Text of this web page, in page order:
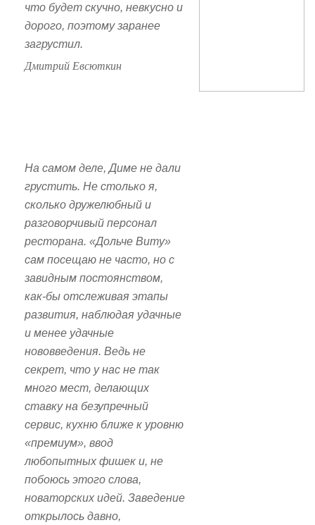
что будет скучно, невкусно и
дорого, поэтому заранее
загрустил.
Дмитрий Евсюткин
На самом деле, Диме не дали
грустить. Не столько я,
сколько дружелюбный и
разговорчивый персонал
ресторана. «Дольче Виту»
сам посещаю не часто, но с
завидным постоянством,
как-бы отслеживая этапы
развития, наблюдая удачные
и менее удачные
нововведения. Ведь не
секрет, что у нас не так
много мест, делающих
ставку на безупречный
сервис, кухню ближе к уровню
«премиум», ввод
любопытных фишек и, не
побоюсь этого слова,
новаторских идей. Заведение
открылось давно,